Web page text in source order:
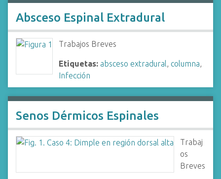
Absceso Espinal Extradural
Trabajos Breves
Etiquetas: absceso extradural, columna,
Infección
Senos Dérmicos Espinales
Trabaj
os
Breves